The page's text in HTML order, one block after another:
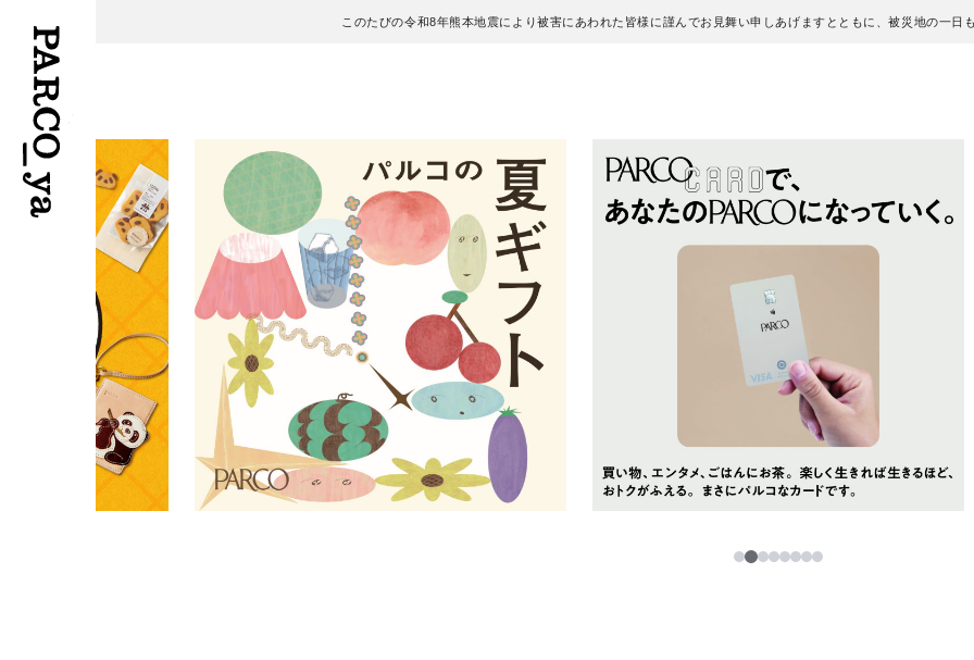
このたびの令和8年熊本地震により被害にあわれた皆様に謹んでお見舞い申しあげますとともに、被災地の一日
フロアガイド
施設案内・アクセス
イベント・ポップアップ
レストラン・カフェ
TAX FREE
PARCOメンバーズ
ENGLISH
繁体字
簡体字
ภาษาไทย
日本語
12345678